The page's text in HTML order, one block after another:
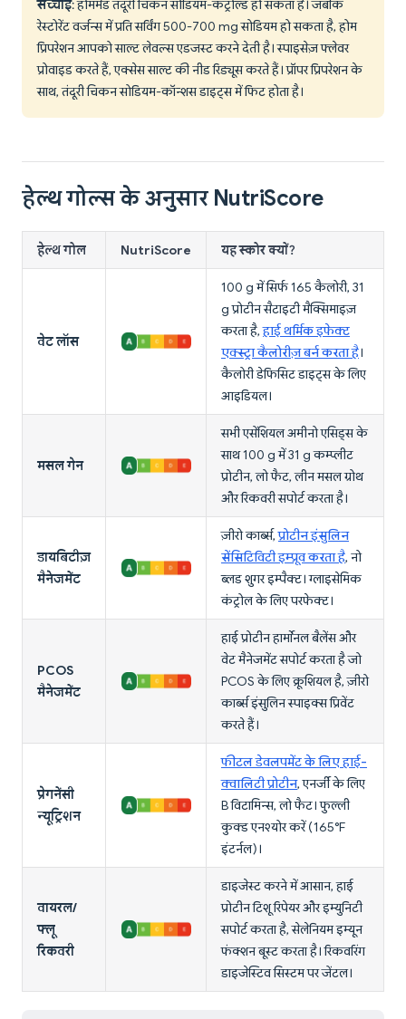
सच्चाई: होममेड तंदूरी चिकन सोडियम-कंट्रोल्ड हो सकता है। जबकि
रेस्टोरेंट वर्जन्स में प्रति सर्विंग 500-700 mg सोडियम हो सकता है, होम
प्रिपरेशन आपको साल्ट लेवल्स एडजस्ट करने देती है। स्पाइसेज़ फ्लेवर
प्रोवाइड करते हैं, एक्सेस साल्ट की नीड रिड्यूस करते हैं। प्रॉपर प्रिपरेशन के
साथ, तंदूरी चिकन सोडियम-कॉन्शस डाइट्स में फिट होता है।
हेल्थ गोल्स के अनुसार NutriScore
हेल्थ गोल NutriScore यह स्कोर क्यों?
वेट लॉस
100 g में सिर्फ 165 कैलोरी, 31
g प्रोटीन सैटाइटी मैक्सिमाइज़
करता है,हाई थर्मिक इफेक्ट
एक्स्ट्रा कैलोरीज़ बर्न करता है।
कैलोरी डेफिसिट डाइट्स के लिए
आइडियल।
मसल गेन
सभी एसेंशियल अमीनो एसिड्स के
साथ 100 g में 31 g कम्प्लीट
प्रोटीन, लो फैट, लीन मसल ग्रोथ
और रिकवरी सपोर्ट करता है।
डायबिटीज़
मैनेजमेंट
ज़ीरो कार्ब्स,प्रोटीन इंसुलिन
सेंसिटिविटी इम्प्रूव करता है, नो
ब्लड शुगर इम्पैक्ट। ग्लाइसेमिक
कंट्रोल के लिए परफेक्ट।
PCOS
मैनेजमेंट
हाई प्रोटीन हार्मोनल बैलेंस और
वेट मैनेजमेंट सपोर्ट करता है जो
PCOS के लिए क्रूशियल है, ज़ीरो
कार्ब्स इंसुलिन स्पाइक्स प्रिवेंट
करते हैं।
प्रेगनेंसी
न्यूट्रिशन
फीटल डेवलपमेंट के लिए हाई-
क्वालिटी प्रोटीन, एनर्जी के लिए
B विटामिन्स, लो फैट। फुल्ली
कुक्ड एनश्योर करें (165°F
इंटर्नल)।
वायरल/
फ्लू
रिकवरी
डाइजेस्ट करने में आसान, हाई
प्रोटीन टिशू रिपेयर और इम्युनिटी
सपोर्ट करता है, सेलेनियम इम्यून
फंक्शन बूस्ट करता है। रिकवरिंग
डाइजेस्टिव सिस्टम पर जेंटल।